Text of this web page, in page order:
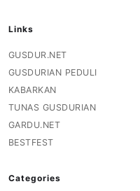
Links
GUSDUR.NET
GUSDURIAN PEDULI
KABARKAN
TUNAS GUSDURIAN
GARDU.NET
BESTFEST
Categories